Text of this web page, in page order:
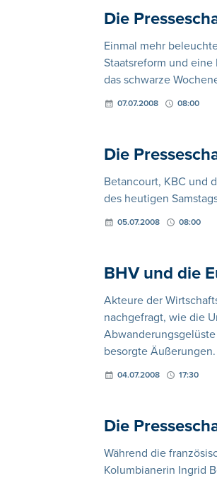
Die
Einmal mehr
Staatsreform und
das schwarze
07.07.2008 08:00
Die
Betancourt, KBC und
des heutigen
05.07.2008 08:00
BHV und die
Akteure der
nachgefragt, wie die
besorgte Äußerungen.
04.07.2008 17:30
Die
Während die
Kolumbianerin Ingrid